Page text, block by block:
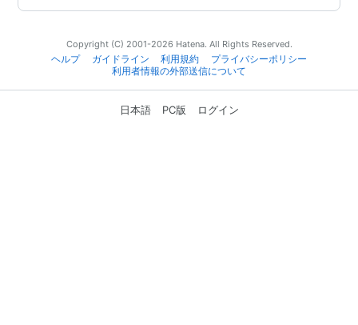
Copyright (C) 2001-2026 Hatena. All Rights Reserved.
ヘルプ
ガイドライン 利用規約
プライバシーポリシー
利用者情報の外部送信について
日本語 PC版 ログイン